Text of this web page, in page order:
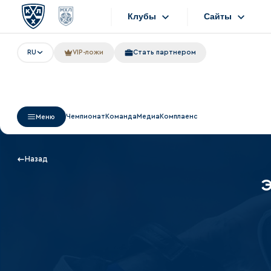
Клубы
СКА
Сайты
Хайлайты
Интернет-
RU VIP-ложи Стать партнером
Меню Чемпионат КомандаМедиа Комплаенс
Назад